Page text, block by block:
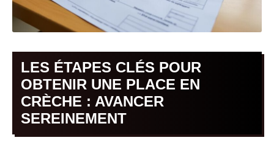
LES ÉTAPES CLÉS POUR
OBTENIR UNE PLACE EN
CRÈCHE : AVANCER
SEREINEMENT